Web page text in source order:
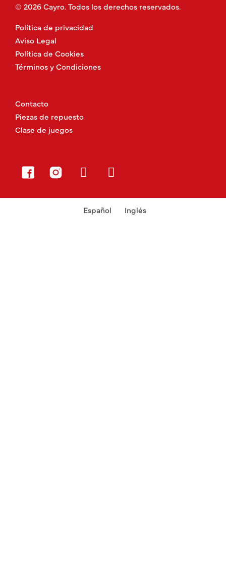
© 2026 Cayro. Todos los derechos reservados.
Política de privacidad
Aviso Legal
Política de Cookies
Términos y Condiciones
Contacto
Piezas de repuesto
Clase de juegos
Español Inglés